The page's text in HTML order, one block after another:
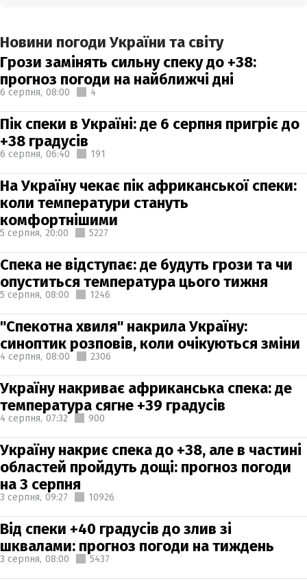
Новини погоди України та світу
Грози замінять сильну спеку до +38:
прогноз погоди на найближчі дні
6 серпня, 08:00 4
Пік спеки в Україні: де 6 серпня пригріє до
+38 градусів
6 серпня, 06:40 191
На Україну чекає пік африканської спеки:
коли температури стануть
комфортнішими
5 серпня, 20:00 5227
Спека не відступає: де будуть грози та чи
опуститься температура цього тижня
5 серпня, 08:00 1246
"Спекотна хвиля" накрила Україну:
синоптик розповів, коли очікуються зміни
4 серпня, 08:00 2306
Україну накриває африканська спека: де
температура сягне +39 градусів
4 серпня, 07:32 900
Україну накриє спека до +38, але в частині
областей пройдуть дощі: прогноз погоди
на 3 серпня
3 серпня, 09:27 10926
Від спеки +40 градусів до злив зі
шквалами: прогноз погоди на тиждень
3 серпня, 08:00 5437